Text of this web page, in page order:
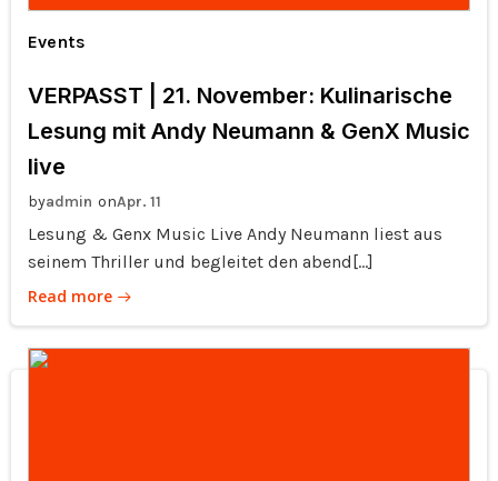
Events
VERPASST | 21. November: Kulinarische
Lesung mit Andy Neumann & GenX Music
live
byadmin onApr. 11
Lesung & Genx Music Live Andy Neumann liest aus
seinem Thriller und begleitet den abend[…]
Read more